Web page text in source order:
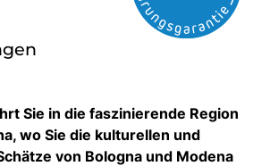
Sie in die faszinierende Region
wo Sie die kulturellen und
von Bologna und Modena